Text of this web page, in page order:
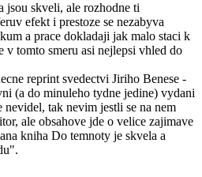
jsou skveli, ale rozhodne ti
efekt i prestoze se nezabyva
a prace dokladaji jak malo staci k
v tomto smeru asi nejlepsi vhled do
reprint svedectvi Jiriho Benese -
(a do minuleho tydne jedine) vydani
nevidel, tak nevim jestli se na nem
ale obsahove jde o velice zajimave
kniha Do temnoty je skvela a